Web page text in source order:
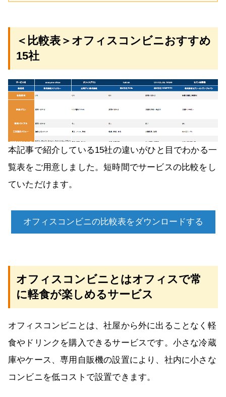
＜比較表＞オフィスコンビニおすすめ
15社
本記事で紹介している15社の違いがひと目でわかる一
覧表をご用意しました。短時間でサービスの比較をし
ていただけます。
オフィスコンビニの比較表をダウンロードする
オフィスコンビニとはオフィスで常
に軽食が楽しめるサービス
オフィスコンビニとは、社屋から外に出ることなく軽
食やドリンクを購入できるサービスです。小さな冷蔵
庫やケース、専用自販機の設置により、社内に小さな
コンビニを低コストで設置できます。